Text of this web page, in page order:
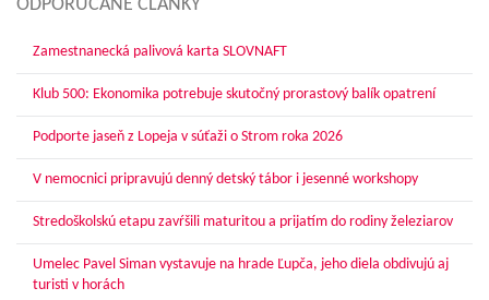
ODPORÚČANÉ ČLÁNKY
Zamestnanecká palivová karta SLOVNAFT
Klub 500: Ekonomika potrebuje skutočný prorastový balík opatrení
Podporte jaseň z Lopeja v súťaži o Strom roka 2026
V nemocnici pripravujú denný detský tábor i jesenné workshopy
Stredoškolskú etapu zavŕšili maturitou a prijatím do rodiny železiarov
Umelec Pavel Siman vystavuje na hrade Ľupča, jeho diela obdivujú aj
turisti v horách